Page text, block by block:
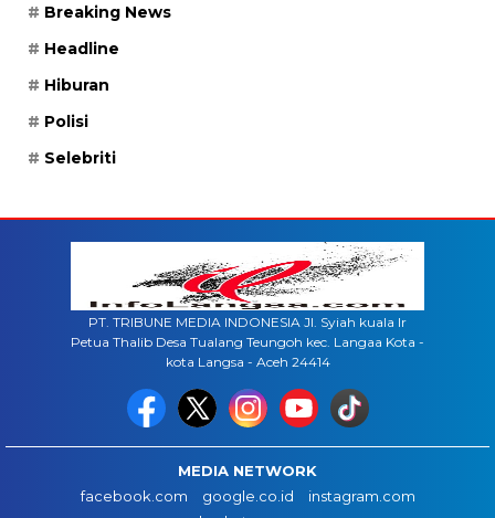
Breaking News
Headline
Hiburan
Polisi
Selebriti
PT. TRIBUNE MEDIA INDONESIA Jl. Syiah kuala lr
Petua Thalib Desa Tualang Teungoh kec. Langaa Kota -
kota Langsa - Aceh 24414
MEDIA NETWORK
facebook.com
google.co.id
instagram.com